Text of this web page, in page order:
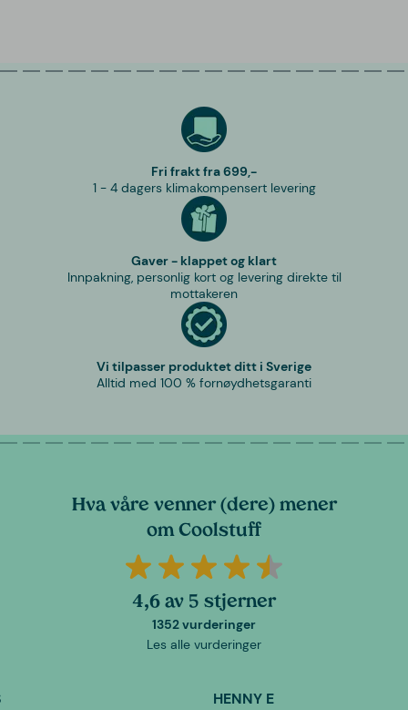
Fri frakt fra 699,-
1 - 4 dagers klimakompensert levering
Gaver - klappet og klart
Innpakning, personlig kort og levering direkte til
mottakeren
Vi tilpasser produktet ditt i Sverige
Alltid med 100 % fornøydhetsgaranti
Hva våre venner (dere) mener
om Coolstuff
4,6 av 5 stjerner
1352 vurderinger
Les alle vurderinger
HENNY E